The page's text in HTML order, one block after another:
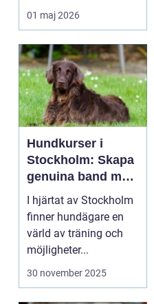
häststall. Runt
Uppsala, me...
01 maj 2026
Hundkurser i
Stockholm: Skapa
genuina band med
din hund
I hjärtat av Stockholm
finner hundägare en
värld av träning och
möjligheter...
30 november 2025